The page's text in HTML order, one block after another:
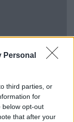
Personal
third parties, or
for
below opt-out
that after your